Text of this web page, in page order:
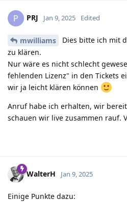
P PRJ Jan 9, 2025 Edited
mwilliams
Dies bitte ich mit
zu klären.
Nur wäre es nicht schlecht
fehlenden Lizenz" in den Tickets
wir ja leicht klären können
Anruf habe ich erhalten, wir
schauen wir live zusammen rauf.
WalterH Jan 9, 2025
Einige Punkte dazu: